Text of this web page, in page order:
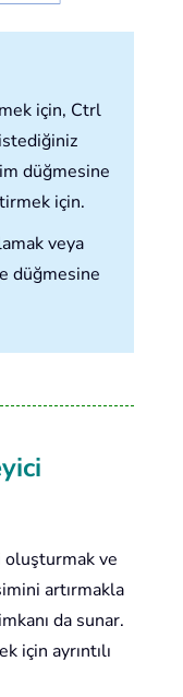
için, Ctrl
düğmesine
için.
veya
düğmesine
ve
artırmakla
da sunar.
için ayrıntılı